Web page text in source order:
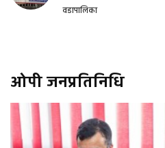
वडापालिका
ओपी जनप्रतिनिधि